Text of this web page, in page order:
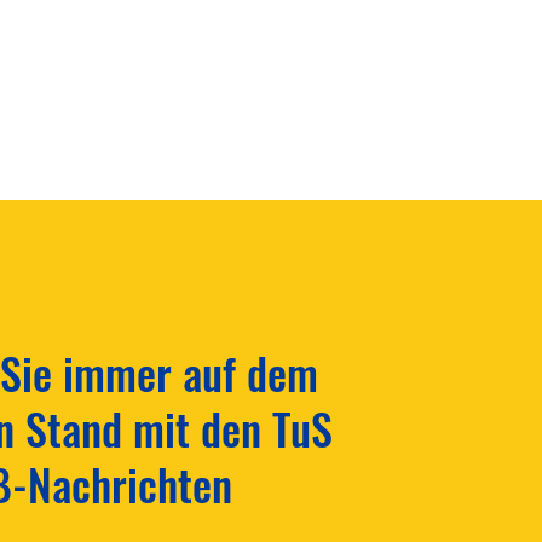
mit großem
⚽️immer auf dem
Stand mit den TuS
Nachrichten